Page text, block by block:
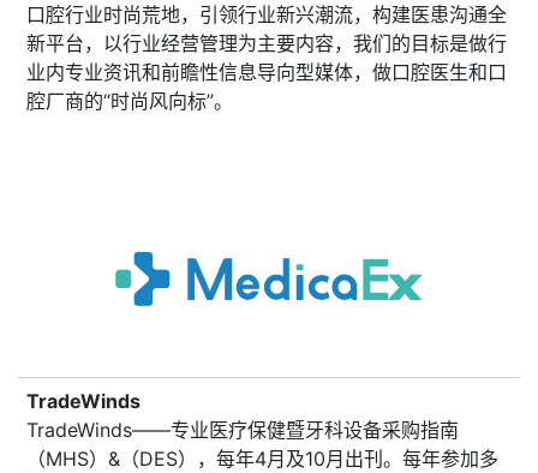
口腔行业时尚荒地，引领行业新兴潮流，构建医患沟通全
新平台，以行业经营管理为主要内容，我们的目标是做行
业内专业资讯和前瞻性信息导向型媒体，做口腔医生和口
腔厂商的“时尚风向标”。
TradeWinds
TradeWinds——专业医疗保健暨牙科设备采购指南
（MHS）&（DES），每年4月及10月出刊。每年参加多